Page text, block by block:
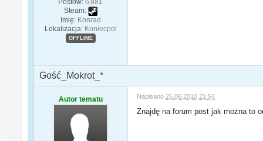
Steam:
Imię: Konrad
Lokalizacja: Koniecpol
OFFLINE
Gość_Mokrot_*
Autor tematu Napisano 25.06.2010 21:54
Znajdę na forum post jak można to